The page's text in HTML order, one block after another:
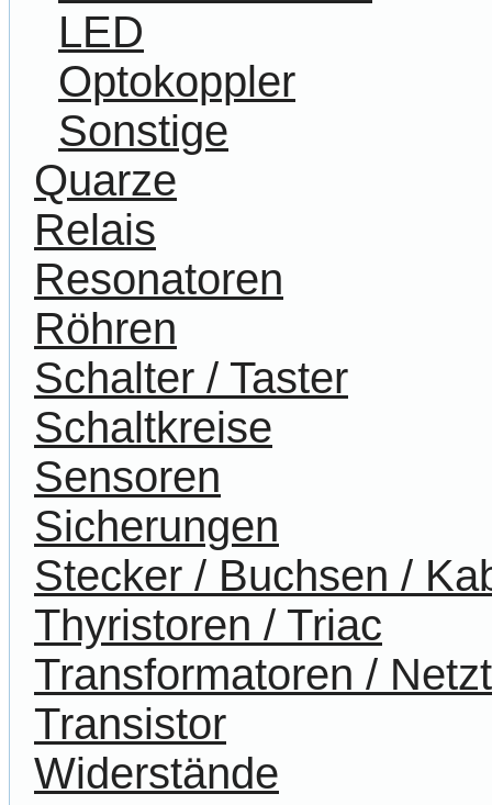
LED
Optokoppler
Sonstige
Quarze
Relais
Resonatoren
Röhren
Schalter / Taster
Schaltkreise
Sensoren
Sicherungen
Stecker / Buchsen /
Thyristoren / Triac
Transformatoren /
Transistor
Widerstände